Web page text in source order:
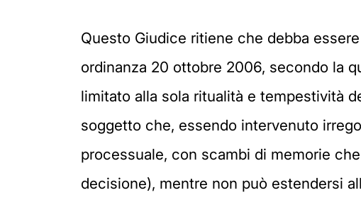
Questo Giudice ritiene che debba
ordinanza 20 ottobre 2006, secondo la
limitato alla sola ritualità e tempestività
soggetto che, essendo intervenuto
processuale, con scambi di memorie
decisione), mentre non può estendersi